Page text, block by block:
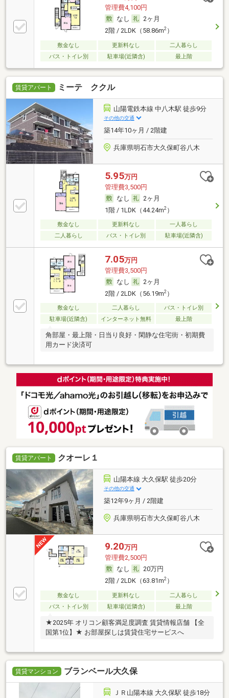
管理費4,100円
なし
2ヶ月
2階 / 2LDK（58.86m2）
敷金なし 更新料なし
二人暮らし
バス・トイレ別
駐車場(近隣含) 最上階
賃貸アパート ミーテ ククル
山陽電鉄本線 中八木駅 徒歩9分
その他の交通
築14年10ヶ月 / 2階建
兵庫県明石市大久保町谷八木
5.95万円
管理費3,500円
なし
2ヶ月
1階 / 1LDK（44.24m2）
敷金なし 更新料なし
一人暮らし
二人暮らし
バス・トイレ別 駐車場(近隣含)
7.05万円
管理費3,500円
なし
2ヶ月
2階 / 2LDK（56.19m2）
敷金なし 二人暮らし
バス・トイレ別
駐車場(近隣含)
インターネット無料 最上階
角部屋・最上階・日当り良好・閑静な住宅街・初期費
用カード決済可
賃貸アパート クオーレ１
山陽本線 大久保駅 徒歩20分
その他の交通
築12年9ヶ月 / 2階建
兵庫県明石市大久保町谷八木
9.20万円
管理費2,500円
なし
20万円
2階 / 2LDK（63.81m2）
敷金なし 更新料なし
二人暮らし
バス・トイレ別
駐車場(近隣含) 最上階
★2025年 オリコン顧客満足度調査 賃貸情報店舗 【全
国第1位】★ お部屋探しは賃貸住宅サービスへ
賃貸マンション ブランベール大久保
ＪＲ山陽本線 大久保駅 徒歩18分